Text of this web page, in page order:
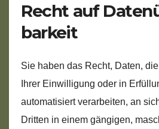
Recht auf
barkeit
Sie haben das Recht, Daten,
Ihrer Einwilligung oder in
automatisiert verarbeiten, an
Dritten in einem gängigen,